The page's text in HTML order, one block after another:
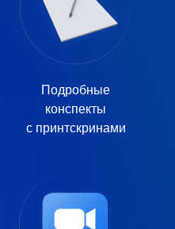
Подробные
конспекты
с принтскринами